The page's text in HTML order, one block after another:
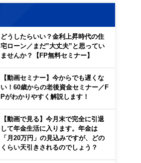
どうしたらいい？金利上昇時代の住
宅ローン／まだ”大丈夫”と思ってい
ませんか？【FP無料セミナー】
【動画セミナー】今からでも遅くな
い！60歳からの老後資金セミナー／F
Pがわかりやすく解説します！
【動画で見る】今月末で完全に引退
して年金生活に入ります。年金は
「月20万円」の見込みですが、どの
くらい天引きされるのでしょう？